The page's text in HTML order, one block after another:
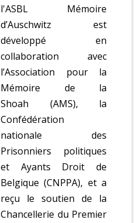
l'ASBL Mémoire
d’Auschwitz est
développé en
collaboration avec
l’Association pour la
Mémoire de la
Shoah (AMS), la
Confédération
nationale des
Prisonniers politiques
et Ayants Droit de
Belgique (CNPPA), et a
reçu le soutien de la
Chancellerie du Premier